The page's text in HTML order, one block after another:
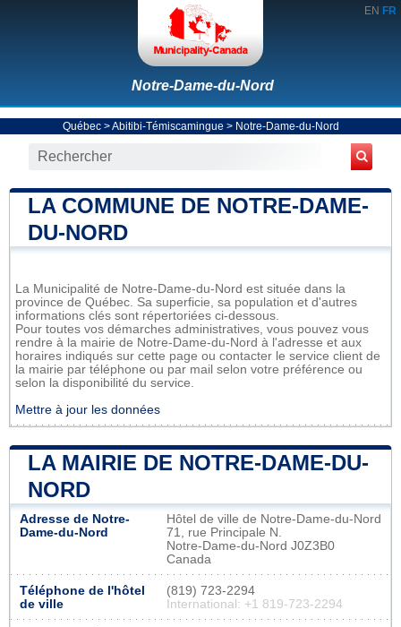
EN FR
Notre-Dame-du-Nord
Québec>Abitibi-Témiscamingue > Notre-Dame-du-Nord
LA COMMUNE DE NOTRE-DAME-
DU-NORD
La Municipalité de Notre-Dame-du-Nord est située dans la
province de Québec. Sa superficie, sa population et d'autres
informations clés sont répertoriées ci-dessous.
Pour toutes vos démarches administratives, vous pouvez vous
rendre à la mairie de Notre-Dame-du-Nord à l'adresse et aux
horaires indiqués sur cette page ou contacter le service client de
la mairie par téléphone ou par mail selon votre préférence ou
selon la disponibilité du service.
Mettre à jour les données
LA MAIRIE DE NOTRE-DAME-DU-
NORD
Adresse de Notre-
Dame-du-Nord
Hôtel de ville de Notre-Dame-du-Nord
71, rue Principale N.
Notre-Dame-du-Nord J0Z3B0
Canada
Téléphone de l'hôtel
de ville
(819) 723-2294
International: +1 819-723-2294